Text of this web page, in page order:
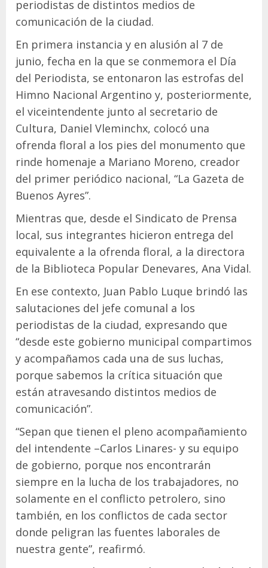
periodistas de distintos medios de
comunicación de la ciudad.
En primera instancia y en alusión al 7 de
junio, fecha en la que se conmemora el Día
del Periodista, se entonaron las estrofas del
Himno Nacional Argentino y, posteriormente,
el viceintendente junto al secretario de
Cultura, Daniel Vleminchx, colocó una
ofrenda floral a los pies del monumento que
rinde homenaje a Mariano Moreno, creador
del primer periódico nacional, “La Gazeta de
Buenos Ayres”.
Mientras que, desde el Sindicato de Prensa
local, sus integrantes hicieron entrega del
equivalente a la ofrenda floral, a la directora
de la Biblioteca Popular Denevares, Ana Vidal.
En ese contexto, Juan Pablo Luque brindó las
salutaciones del jefe comunal a los
periodistas de la ciudad, expresando que
“desde este gobierno municipal compartimos
y acompañamos cada una de sus luchas,
porque sabemos la crítica situación que
están atravesando distintos medios de
comunicación”.
“Sepan que tienen el pleno acompañamiento
del intendente –Carlos Linares- y su equipo
de gobierno, porque nos encontrarán
siempre en la lucha de los trabajadores, no
solamente en el conflicto petrolero, sino
también, en los conflictos de cada sector
donde peligran las fuentes laborales de
nuestra gente”, reafirmó.